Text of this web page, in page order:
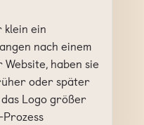
klein ein
nach einem
haben sie
oder später
Logo größer